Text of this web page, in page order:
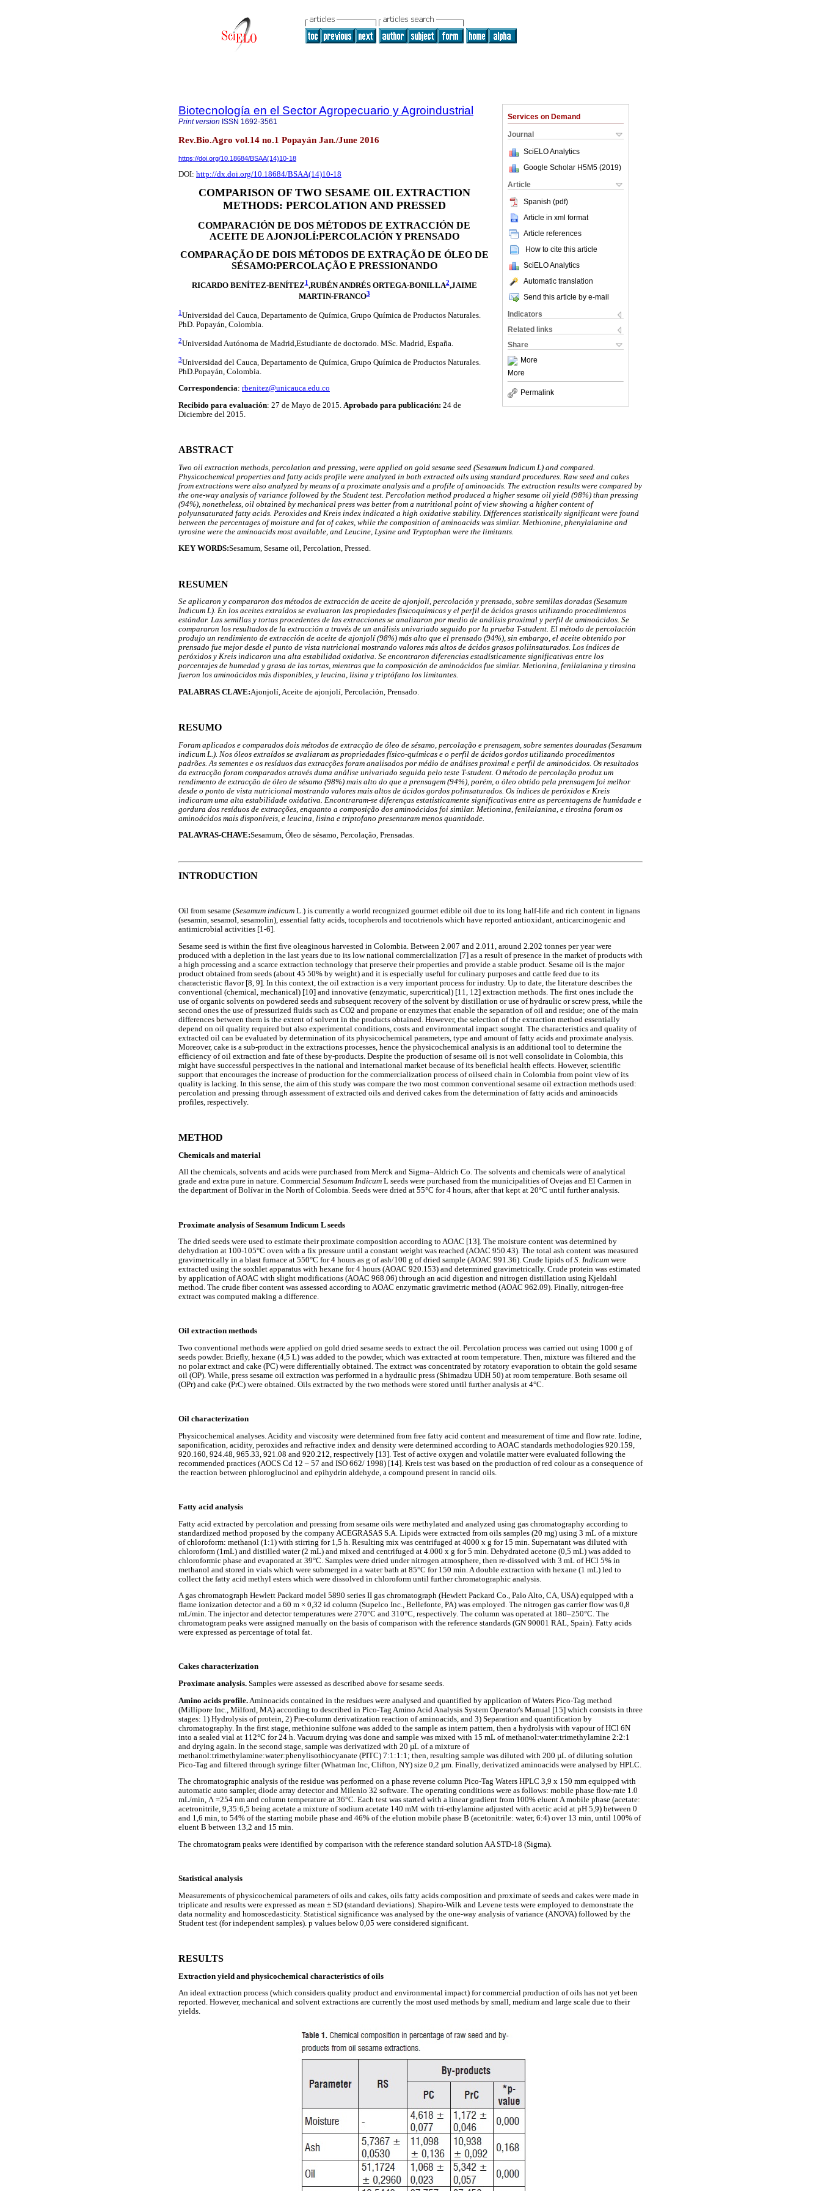
Services on Demand
Journal
SciELO Analytics
Google Scholar H5M5 (2019)
Article
Spanish (pdf)
Article in xml format
Article references
How to cite this article
SciELO Analytics
Automatic translation
Send this article by e-mail
Indicators
Related links
Share
More
More
Permalink
Biotecnología en el Sector Agropecuario y Agroindustrial
Print version ISSN 1692-3561
Rev.Bio.Agro vol.14 no.1 Popayán Jan./June 2016
https://doi.org/10.18684/BSAA(14)10-18
DOI: http://dx.doi.org/10.18684/BSAA(14)10-18
COMPARISON OF TWO SESAME OIL EXTRACTION
METHODS: PERCOLATION AND PRESSED
COMPARACIÓN DE DOS MÉTODOS DE EXTRACCIÓN DE
ACEITE DE AJONJOLÍ:PERCOLACIÓN Y PRENSADO
COMPARAÇÃO DE DOIS MÉTODOS DE EXTRAÇÃO DE ÓLEO DE
SÉSAMO:PERCOLAÇÃO E PRESSIONANDO
RICARDO BENÍTEZ-BENÍTEZ1 ,RUBÉN ANDRÉS ORTEGA-BONILLA2,JAIME
MARTIN-FRANCO3
1 Universidad del Cauca, Departamento de Química, Grupo Química de Productos Naturales.
PhD. Popayán, Colombia.
2Universidad Autónoma de Madrid,Estudiante de doctorado. MSc. Madrid, España.
3Universidad del Cauca, Departamento de Química, Grupo Química de Productos Naturales.
PhD.Popayán, Colombia.
Correspondencia: rbenitez@unicauca.edu.co
Recibido para evaluación: 27 de Mayo de 2015. Aprobado para publicación: 24 de
Diciembre del 2015.
ABSTRACT
Two oil extraction methods, percolation and pressing, were applied on gold sesame seed (Sesamum Indicum L) and compared.
Physicochemical properties and fatty acids profile were analyzed in both extracted oils using standard procedures. Raw seed and cakes
from extractions were also analyzed by means of a proximate analysis and a profile of aminoacids. The extraction results were compared by
the one-way analysis of variance followed by the Student test. Percolation method produced a higher sesame oil yield (98%) than pressing
(94%), nonetheless, oil obtained by mechanical press was better from a nutritional point of view showing a higher content of
polyunsaturated fatty acids. Peroxides and Kreis index indicated a high oxidative stability. Differences statistically significant were found
between the percentages of moisture and fat of cakes, while the composition of aminoacids was similar. Methionine, phenylalanine and
tyrosine were the aminoacids most available, and Leucine, Lysine and Tryptophan were the limitants.
KEY WORDS:Sesamum, Sesame oil, Percolation, Pressed.
RESUMEN
Se aplicaron y compararon dos métodos de extracción de aceite de ajonjolí, percolación y prensado, sobre semillas doradas (Sesamum
Indicum L). En los aceites extraídos se evaluaron las propiedades fisicoquímicas y el perfil de ácidos grasos utilizando procedimientos
estándar. Las semillas y tortas procedentes de las extracciones se analizaron por medio de análisis proximal y perfil de aminoácidos. Se
compararon los resultados de la extracción a través de un análisis univariado seguido por la prueba T-student. El método de percolación
produjo un rendimiento de extracción de aceite de ajonjolí (98%) más alto que el prensado (94%), sin embargo, el aceite obtenido por
prensado fue mejor desde el punto de vista nutricional mostrando valores más altos de ácidos grasos poliinsaturados. Los índices de
peróxidos y Kreis indicaron una alta estabilidad oxidativa. Se encontraron diferencias estadísticamente significativas entre los
porcentajes de humedad y grasa de las tortas, mientras que la composición de aminoácidos fue similar. Metionina, fenilalanina y tirosina
fueron los aminoácidos más disponibles, y leucina, lisina y triptófano los limitantes.
PALABRAS CLAVE:Ajonjolí, Aceite de ajonjolí, Percolación, Prensado.
RESUMO
Foram aplicados e comparados dois métodos de extracção de óleo de sésamo, percolação e prensagem, sobre sementes douradas (Sesamum
indicum L.). Nos óleos extraídos se avaliaram as propriedades físico-químicas e o perfil de ácidos gordos utilizando procedimentos
padrões. As sementes e os resíduos das extracções foram analisados por médio de análises proximal e perfil de aminoácidos. Os resultados
da extracção foram comparados através duma análise univariado seguida pelo teste T-student. O método de percolação produz um
rendimento de extracção de óleo de sésamo (98%) mais alto do que a prensagem (94%), porém, o óleo obtido pela prensagem foi melhor
desde o ponto de vista nutricional mostrando valores mais altos de ácidos gordos polinsaturados. Os índices de peróxidos e Kreis
indicaram uma alta estabilidade oxidativa. Encontraram-se diferenças estatisticamente significativas entre as percentagens de humidade e
gordura dos resíduos de extracções, enquanto a composição dos aminoácidos foi similar. Metionina, fenilalanina, e tirosina foram os
aminoácidos mais disponíveis, e leucina, lisina e triptofano presentaram menos quantidade.
PALAVRAS-CHAVE:Sesamum, Óleo de sésamo, Percolação, Prensadas.
INTRODUCTION
Oil from sesame (Sesamum indicum L.) is currently a world recognized gourmet edible oil due to its long half-life and rich content in lignans
(sesamin, sesamol, sesamolin), essential fatty acids, tocopherols and tocotrienols which have reported antioxidant, anticarcinogenic and
antimicrobial activities [1-6].
Sesame seed is within the first five oleaginous harvested in Colombia. Between 2.007 and 2.011, around 2.202 tonnes per year were
produced with a depletion in the last years due to its low national commercialization [7] as a result of presence in the market of products with
a high processing and a scarce extraction technology that preserve their properties and provide a stable product. Sesame oil is the major
product obtained from seeds (about 45 50% by weight) and it is especially useful for culinary purposes and cattle feed due to its
characteristic flavor [8, 9]. In this context, the oil extraction is a very important process for industry. Up to date, the literature describes the
conventional (chemical, mechanical) [10] and innovative (enzymatic, supercritical) [11, 12] extraction methods. The first ones include the
use of organic solvents on powdered seeds and subsequent recovery of the solvent by distillation or use of hydraulic or screw press, while the
second ones the use of pressurized fluids such as CO2 and propane or enzymes that enable the separation of oil and residue; one of the main
differences between them is the extent of solvent in the products obtained. However, the selection of the extraction method essentially
depend on oil quality required but also experimental conditions, costs and environmental impact sought. The characteristics and quality of
extracted oil can be evaluated by determination of its physicochemical parameters, type and amount of fatty acids and proximate analysis.
Moreover, cake is a sub-product in the extractions processes, hence the physicochemical analysis is an additional tool to determine the
efficiency of oil extraction and fate of these by-products. Despite the production of sesame oil is not well consolidate in Colombia, this
might have successful perspectives in the national and international market because of its beneficial health effects. However, scientific
support that encourages the increase of production for the commercialization process of oilseed chain in Colombia from point view of its
quality is lacking. In this sense, the aim of this study was compare the two most common conventional sesame oil extraction methods used:
percolation and pressing through assessment of extracted oils and derived cakes from the determination of fatty acids and aminoacids
profiles, respectively.
METHOD
Chemicals and material
All the chemicals, solvents and acids were purchased from Merck and Sigma–Aldrich Co. The solvents and chemicals were of analytical
grade and extra pure in nature. Commercial Sesamum Indicum L seeds were purchased from the municipalities of Ovejas and El Carmen in
the department of Bolívar in the North of Colombia. Seeds were dried at 55°C for 4 hours, after that kept at 20°C until further analysis.
Proximate analysis of Sesamum Indicum L seeds
The dried seeds were used to estimate their proximate composition according to AOAC [13]. The moisture content was determined by
dehydration at 100-105°C oven with a fix pressure until a constant weight was reached (AOAC 950.43). The total ash content was measured
gravimetrically in a blast furnace at 550°C for 4 hours as g of ash/100 g of dried sample (AOAC 991.36). Crude lipids ofS. Indicum were
extracted using the soxhlet apparatus with hexane for 4 hours (AOAC 920.153) and determined gravimetrically. Crude protein was estimated
by application of AOAC with slight modifications (AOAC 968.06) through an acid digestion and nitrogen distillation using Kjeldahl
method. The crude fiber content was assessed according to AOAC enzymatic gravimetric method (AOAC 962.09). Finally, nitrogen-free
extract was computed making a difference.
Oil extraction methods
Two conventional methods were applied on gold dried sesame seeds to extract the oil. Percolation process was carried out using 1000 g of
seeds powder. Briefly, hexane (4,5 L) was added to the powder, which was extracted at room temperature. Then, mixture was filtered and the
no polar extract and cake (PC) were differentially obtained. The extract was concentrated by rotatory evaporation to obtain the gold sesame
oil (OP). While, press sesame oil extraction was performed in a hydraulic press (Shimadzu UDH 50) at room temperature. Both sesame oil
(OPr) and cake (PrC) were obtained. Oils extracted by the two methods were stored until further analysis at 4°C.
Oil characterization
Physicochemical analyses. Acidity and viscosity were determined from free fatty acid content and measurement of time and flow rate. Iodine,
saponification, acidity, peroxides and refractive index and density were determined according to AOAC standards methodologies 920.159,
920.160, 924.48, 965.33, 921.08 and 920.212, respectively [13]. Test of active oxygen and volatile matter were evaluated following the
recommended practices (AOCS Cd 12 – 57 and ISO 662/ 1998) [14]. Kreis test was based on the production of red colour as a consequence of
the reaction between phloroglucinol and epihydrin aldehyde, a compound present in rancid oils.
Fatty acid analysis
Fatty acid extracted by percolation and pressing from sesame oils were methylated and analyzed using gas chromatography according to
standardized method proposed by the company ACEGRASAS S.A. Lipids were extracted from oils samples (20 mg) using 3 mL of a mixture
of chloroform: methanol (1:1) with stirring for 1,5 h. Resulting mix was centrifuged at 4000 x g for 15 min. Supernatant was diluted with
chloroform (1mL) and distilled water (2 mL) and mixed and centrifuged at 4.000 x g for 5 min. Dehydrated acetone (0,5 mL) was added to
chloroformic phase and evaporated at 39°C. Samples were dried under nitrogen atmosphere, then re-dissolved with 3 mL of HCl 5% in
methanol and stored in vials which were submerged in a water bath at 85°C for 150 min. A double extraction with hexane (1 mL) led to
collect the fatty acid methyl esters which were dissolved in chloroform until further chromatographic analysis.
A gas chromatograph Hewlett Packard model 5890 series II gas chromatograph (Hewlett Packard Co., Palo Alto, CA, USA) equipped with a
flame ionization detector and a 60 m × 0,32 id column (Supelco Inc., Bellefonte, PA) was employed. The nitrogen gas carrier flow was 0,8
mL/min. The injector and detector temperatures were 270°C and 310°C, respectively. The column was operated at 180–250°C. The
chromatogram peaks were assigned manually on the basis of comparison with the reference standards (GN 90001 RAL, Spain). Fatty acids
were expressed as percentage of total fat.
Cakes characterization
Proximate analysis. Samples were assessed as described above for sesame seeds.
Amino acids profile. Aminoacids contained in the residues were analysed and quantified by application of Waters Pico-Tag method
(Millipore Inc., Milford, MA) according to described in Pico-Tag Amino Acid Analysis System Operator's Manual [15] which consists in three
stages: 1) Hydrolysis of protein, 2) Pre-column derivatization reaction of aminoacids, and 3) Separation and quantification by
chromatography. In the first stage, methionine sulfone was added to the sample as intern pattern, then a hydrolysis with vapour of HCl 6N
into a sealed vial at 112°C for 24 h. Vacuum drying was done and sample was mixed with 15 mL of methanol:water:trimethylamine 2:2:1
and drying again. In the second stage, sample was derivatized with 20 µL of a mixture of
methanol:trimethylamine:water:phenylisothiocyanate (PITC) 7:1:1:1; then, resulting sample was diluted with 200 µL of diluting solution
Pico-Tag and filtered through syringe filter (Whatman Inc, Clifton, NY) size 0,2 µm. Finally, derivatized aminoacids were analysed by HPLC.
The chromatographic analysis of the residue was performed on a phase reverse column Pico-Tag Waters HPLC 3,9 x 150 mm equipped with
automatic auto sampler, diode array detector and Milenio 32 software. The operating conditions were as follows: mobile phase flow-rate 1.0
mL/min, Λ =254 nm and column temperature at 36°C. Each test was started with a linear gradient from 100% eluent A mobile phase (acetate:
acetronitrile, 9,35:6,5 being acetate a mixture of sodium acetate 140 mM with tri-ethylamine adjusted with acetic acid at pH 5,9) between 0
and 1,6 min, to 54% of the starting mobile phase and 46% of the elution mobile phase B (acetonitrile: water, 6:4) over 13 min, until 100% of
eluent B between 13,2 and 15 min.
The chromatogram peaks were identified by comparison with the reference standard solution AA STD-18 (Sigma).
Statistical analysis
Measurements of physicochemical parameters of oils and cakes, oils fatty acids composition and proximate of seeds and cakes were made in
triplicate and results were expressed as mean ± SD (standard deviations). Shapiro-Wilk and Levene tests were employed to demonstrate the
data normality and homoscedasticity. Statistical significance was analysed by the one-way analysis of variance (ANOVA) followed by the
Student test (for independent samples). p values below 0,05 were considered significant.
RESULTS
Extraction yield and physicochemical characteristics of oils
An ideal extraction process (which considers quality product and environmental impact) for commercial production of oils has not yet been
reported. However, mechanical and solvent extractions are currently the most used methods by small, medium and large scale due to their
yields.